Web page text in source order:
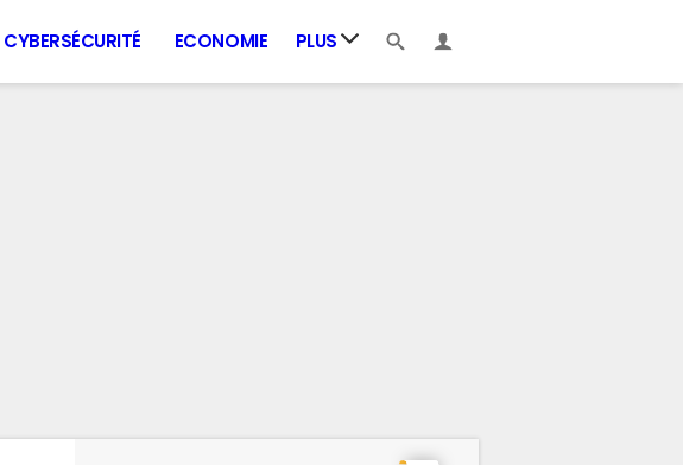
CYBERSÉCURITÉ ECONOMIE PLUS